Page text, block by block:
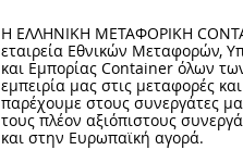
Η ΕΛΛΗΝΙΚΗ ΜΕΤΑΦΟΡΙΚΗ
εταιρεία Εθνικών Μεταφορών,
και Εμπορίας Container όλων
εμπειρία μας στις μεταφορές
παρέχουμε στους συνεργάτες
τους πλέον αξιόπιστους
και στην Ευρωπαϊκή αγορά.